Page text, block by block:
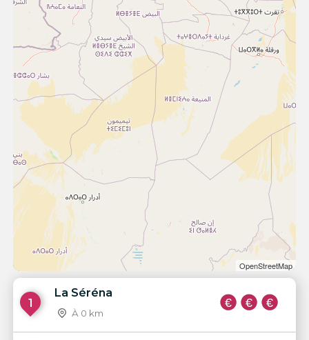
OpenStreetMap
1
La Séréna
À 0 km